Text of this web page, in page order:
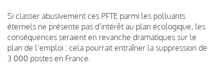
Si classer abusivement ces PFTE parmi les polluants
éternels ne présente pas d’intérêt au plan écologique, les
conséquences seraient en revanche dramatiques sur le
plan de l’emploi : cela pourrait entraîner la suppression de
3 000 postes en France.